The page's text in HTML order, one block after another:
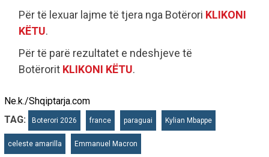
Për të lexuar lajme të tjera nga Botërori KLIKONI
KËTU.
Për të parë rezultatet e ndeshjeve të
Botërorit KLIKONI KËTU.
Ne.k./Shqiptarja.com
TAG:
Boterori 2026 france paraguai Kylian Mbappe
celeste amarilla Emmanuel Macron